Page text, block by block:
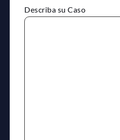
Describa su Caso